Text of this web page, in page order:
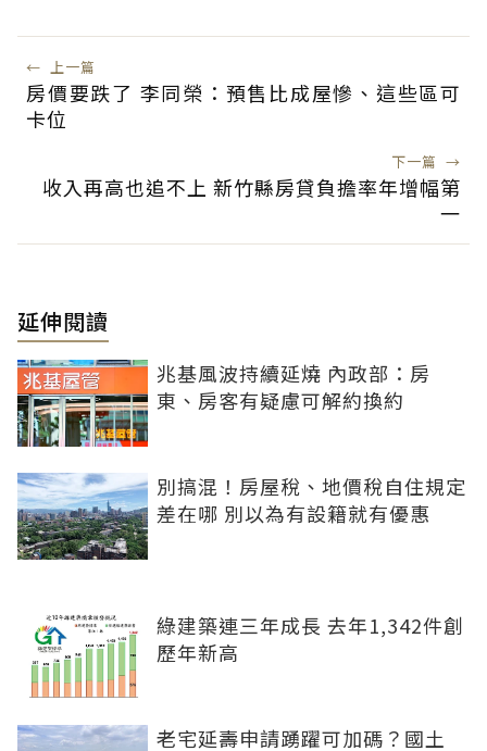
← 上一篇
房價要跌了 李同榮：預售比成屋慘、這些區可
卡位
下一篇 →
收入再高也追不上 新竹縣房貸負擔率年增幅第
一
延伸閱讀
兆基風波持續延燒 內政部：房
東、房客有疑慮可解約換約
別搞混！房屋稅、地價稅自住規定
差在哪 別以為有設籍就有優惠
綠建築連三年成長 去年1,342件創
歷年新高
老宅延壽申請踴躍可加碼？國土